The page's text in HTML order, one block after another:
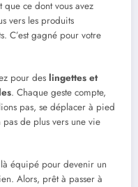
que ce dont vous avez
vers les produits
C’est gagné pour votre
pour des lingettes et
. Chaque geste compte,
pas, se déplacer à pied
pas de plus vers une vie
équipé pour devenir un
Alors, prêt à passer à